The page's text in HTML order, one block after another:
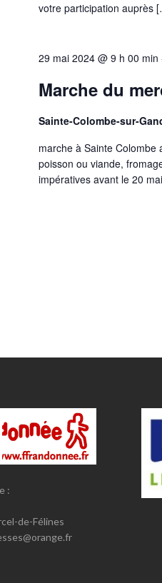
votre participation auprès
29 mai 2024 @ 9 h 00 min
Marche du
Sainte-Colombe-sur-
marche à Sainte
poisson ou viande,
impératives avant le 20
:
de-Félines